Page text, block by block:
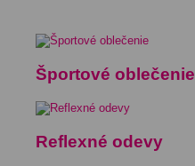
Športové oblečenie
Reflexné odevy